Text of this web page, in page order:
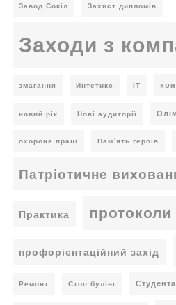
Завод Сокіл Захист дипломів
Заходи з
змагання Интетикс ІТ
новий рік Нові аудиторії
охорона праці Пам’ять героїв
Патріотичне
Практика протоколи
профорієнтаційний захід
Ремонт Стоп булінг